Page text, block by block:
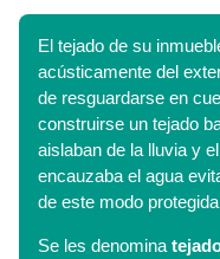
El tejado de su
acústicamente del
de resguardarse en
construirse un tejado
aislaban de la lluvia y
encauzaba el agua
de este modo
Se les denomina